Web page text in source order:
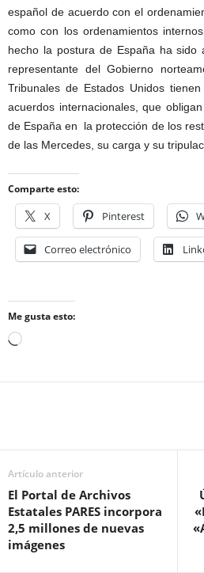
español de acuerdo con el
como con los ordenamientos
hecho la postura de España ha
representante del Gobierno
Tribunales de Estados Unidos
acuerdos internacionales, que
de España en la protección de los
de las Mercedes, su carga y su
Comparte esto:
X Pinterest
Correo electrónico
Me gusta esto:
Cargando...
Artículo anterior
El Portal de Archivos
Estatales PARES incorpora
2,5 millones de nuevas
imágenes